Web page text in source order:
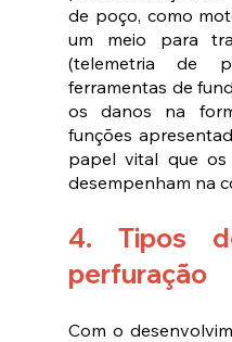
de poço, como
um meio para
(telemetria de
ferramentas de
os danos na
funções
papel vital que os
desempenham na
4. Tipos
perfuração
Com o